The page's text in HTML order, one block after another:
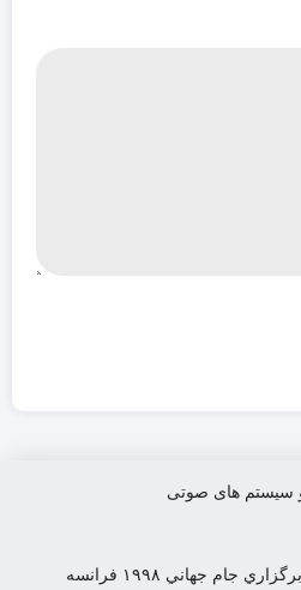
در تابستان داغ ١٣٧٧ هم زمان با برگزاري جام جهاني ١٩٩٨ فرانسه